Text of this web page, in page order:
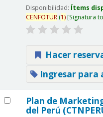
Disponibilidad: Ítems
CENFOTUR(1) Signatura
Hacer
Ingresar para
Plan de
del Perú